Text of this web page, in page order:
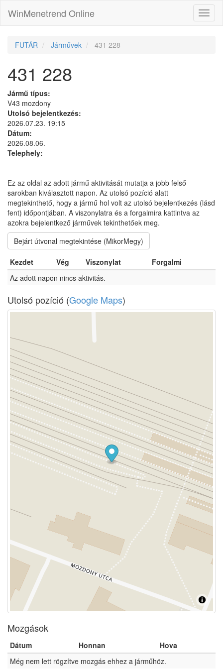
WinMenetrend Online
FUTÁR Járművek 431 228
431 228
Jármű típus:
V43 mozdony
Utolsó bejelentkezés:
2026.07.23. 19:15
Dátum:
2026.08.06.
Telephely:
Ez az oldal az adott jármű aktivitását mutatja a jobb felső
sarokban kiválasztott napon. Az utolsó pozíció alatt
megtekinthető, hogy a jármű hol volt az utolsó bejelentkezés (lásd
fent) időpontjában. A viszonylatra és a forgalmira kattintva az
azokra bejelentkező járművek tekinthetőek meg.
Bejárt útvonal megtekintése (MikorMegy)
Kezdet Vég Viszonylat
Forgalmi
Az adott napon nincs aktivitás.
Utolsó pozíció (Google Maps)
Mozgások
Dátum Honnan
Hova
Még nem lett rögzítve mozgás ehhez a járműhöz.